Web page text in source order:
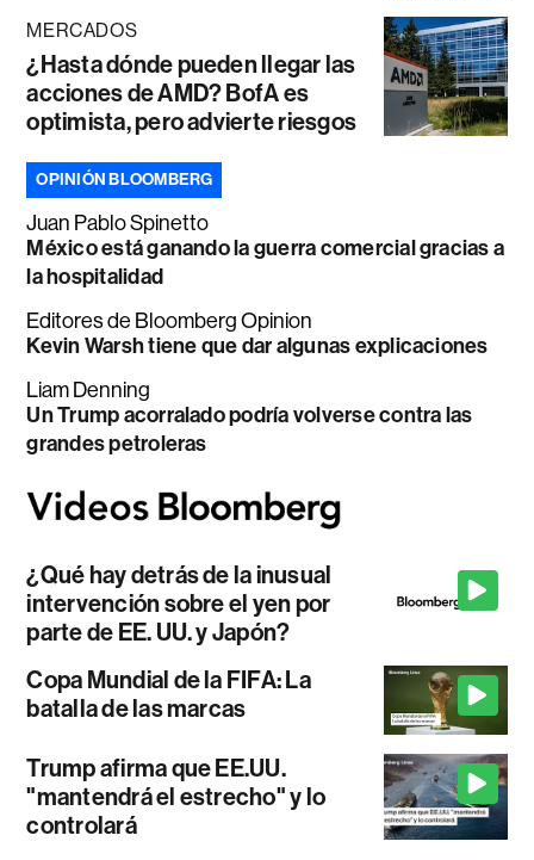
MERCADOS
¿Hasta dónde pueden llegar las
acciones de AMD? BofA es
optimista, pero advierte riesgos
OPINIÓN BLOOMBERG
Juan Pablo Spinetto
México está ganando la guerra comercial gracias a
la hospitalidad
Editores de Bloomberg Opinion
Kevin Warsh tiene que dar algunas explicaciones
Liam Denning
Un Trump acorralado podría volverse contra las
grandes petroleras
¿Qué hay detrás de la inusual
intervención sobre el yen por
parte de EE. UU. y Japón?
Copa Mundial de la FIFA: La
batalla de las marcas
Trump afirma que EE.UU.
"mantendrá el estrecho" y lo
controlará